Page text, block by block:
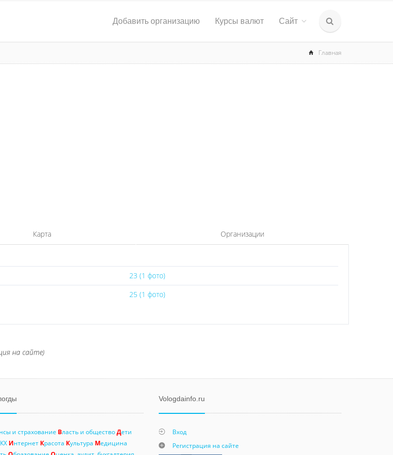
Добавить организацию Курсы валют Сайт
Главная
Карта Организации
23 (1 фото)
25 (1 фото)
на сайте)
и страхование Власть и обществоДети
КХ Интернет Красота Культура Медицина
Vologdainfo.ru
Вход
Регистрация на сайте